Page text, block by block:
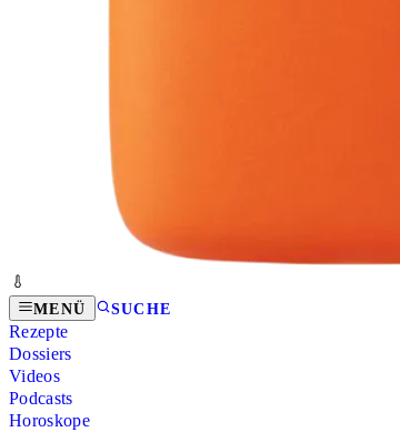
MENÜ SUCHE
Rezepte
Dossiers
Videos
Podcasts
Horoskope